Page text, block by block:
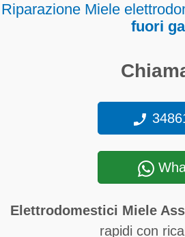
Riparazione Miele
fuori
Elettrodomestici Miele
rapidi con